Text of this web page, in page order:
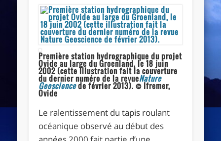
Première station hydrographique du projet
Ovide au large du Groenland, le 18 juin
2002 (cette illustration fait la couverture
du dernier numéro de la revueNature
Geosciencede février 2013). © Ifremer,
Ovide
Le ralentissement du tapis roulant
océanique observé au début des